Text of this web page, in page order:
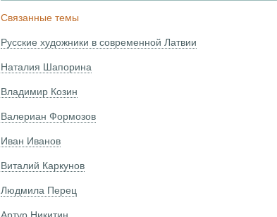
Связанные темы
Русские художники в современной Латвии
Наталия Шапорина
Владимир Козин
Валериан Формозов
Иван Иванов
Виталий Каркунов
Людмила Перец
Артур Никитин